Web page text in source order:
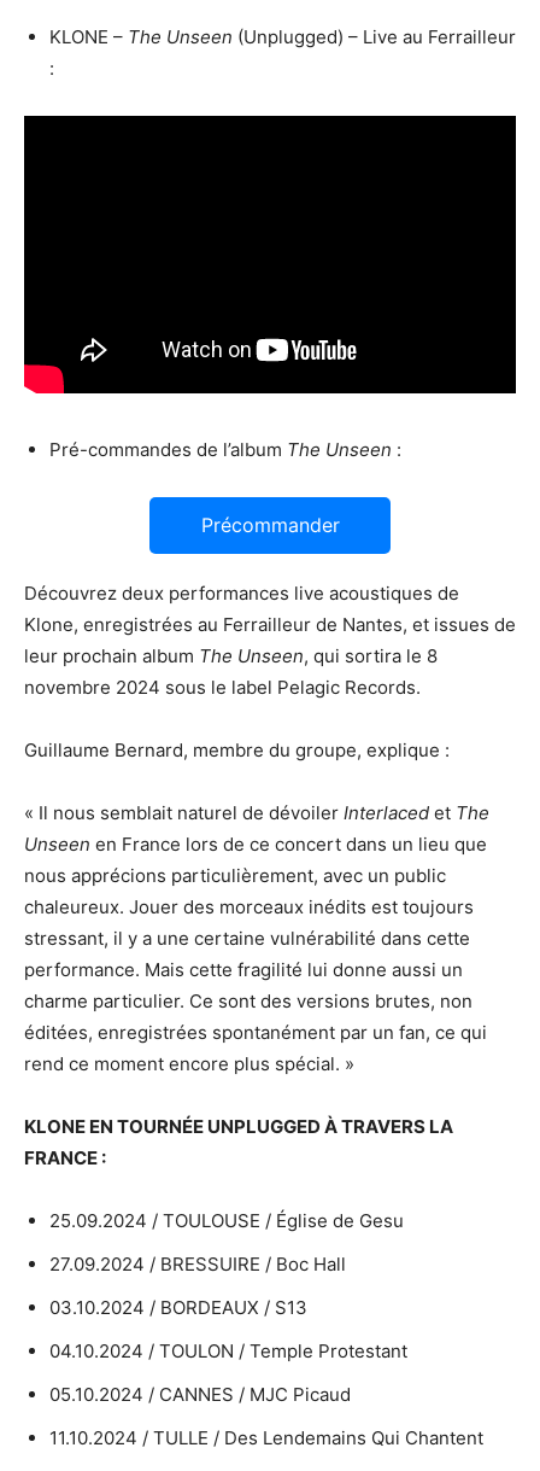
KLONE – The Unseen (Unplugged) – Live au Ferrailleur
:
Pré-commandes de l’album The Unseen :
Précommander
Découvrez deux performances live acoustiques de
Klone, enregistrées au Ferrailleur de Nantes, et issues de
leur prochain album The Unseen, qui sortira le 8
novembre 2024 sous le label Pelagic Records.
Guillaume Bernard, membre du groupe, explique :
« Il nous semblait naturel de dévoiler Interlaced et The
Unseen en France lors de ce concert dans un lieu que
nous apprécions particulièrement, avec un public
chaleureux. Jouer des morceaux inédits est toujours
stressant, il y a une certaine vulnérabilité dans cette
performance. Mais cette fragilité lui donne aussi un
charme particulier. Ce sont des versions brutes, non
éditées, enregistrées spontanément par un fan, ce qui
rend ce moment encore plus spécial. »
KLONE EN TOURNÉE UNPLUGGED À TRAVERS LA
FRANCE :
25.09.2024 / TOULOUSE / Église de Gesu
27.09.2024 / BRESSUIRE / Boc Hall
03.10.2024 / BORDEAUX / S13
04.10.2024 / TOULON / Temple Protestant
05.10.2024 / CANNES / MJC Picaud
11.10.2024 / TULLE / Des Lendemains Qui Chantent